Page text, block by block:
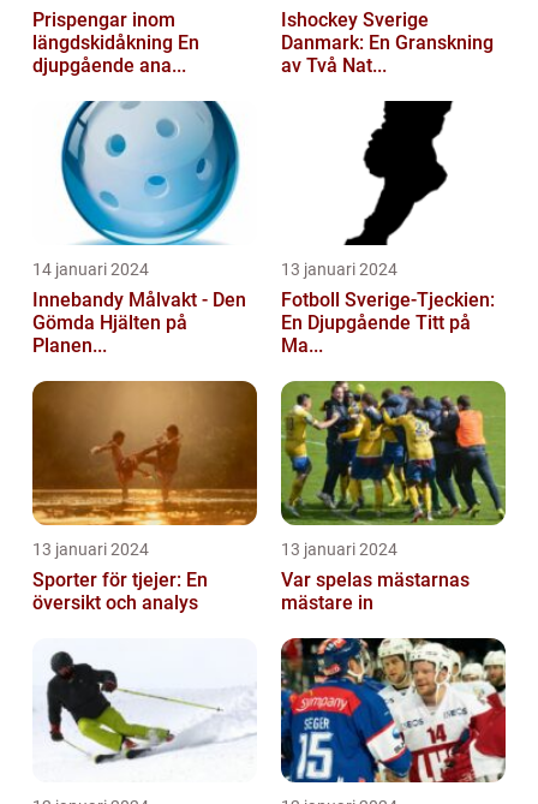
Prispengar inom
längdskidåkning En
djupgående ana...
Ishockey Sverige
Danmark: En Granskning
av Två Nat...
14 januari 2024
Innebandy Målvakt - Den
Gömda Hjälten på
Planen...
13 januari 2024
Fotboll Sverige-Tjeckien:
En Djupgående Titt på
Ma...
13 januari 2024
Sporter för tjejer: En
översikt och analys
13 januari 2024
Var spelas mästarnas
mästare in